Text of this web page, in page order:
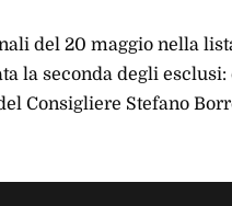
del 20 maggio nella
la seconda degli
Consigliere Stefano